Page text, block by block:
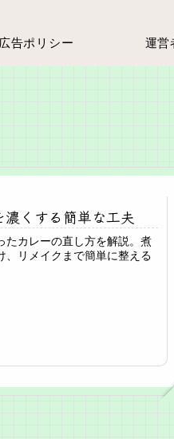
広告ポリシー 運営
くする簡単な工夫
たカレーの直し方を解説。煮
、リメイクまで簡単に整える